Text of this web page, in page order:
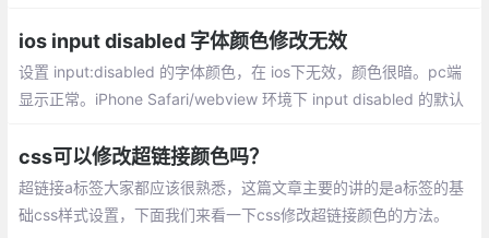
ios input disabled 字体颜色修改无效
设置 input:disabled 的字体颜色，在 ios下无效，颜色很暗。pc端
显示正常。iPhone Safari/webview 环境下 input disabled 的默认
css可以修改超链接颜色吗？
超链接a标签大家都应该很熟悉，这篇文章主要的讲的是a标签的基
础css样式设置，下面我们来看一下css修改超链接颜色的方法。